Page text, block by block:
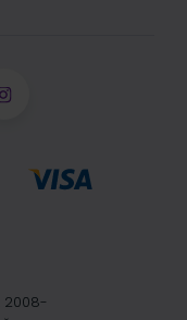
2008-